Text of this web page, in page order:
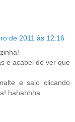
de 2011 às 12:16
e acabei de ver que
e saio clicando
hahahhha